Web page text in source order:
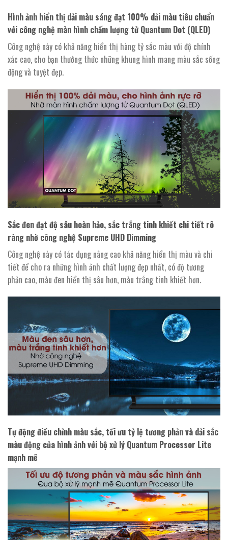
Hình ảnh hiển thị dải màu sáng đạt 100% dải màu tiêu chuẩn
với công nghệ màn hình chấm lượng tử Quantum Dot (QLED)
Công nghệ này có khả năng hiển thị hàng tỷ sắc màu với độ chính
xác cao, cho bạn thưởng thức những khung hình mang màu sắc sống
động và tuyệt đẹp.
Sắc đen đạt độ sâu hoàn hảo, sắc trắng tinh khiết chi tiết rõ
ràng nhờ công nghệ Supreme UHD Dimming
Công nghệ này có tác dụng nâng cao khả năng hiển thị màu và chi
tiết để cho ra những hình ảnh chất lượng đẹp nhất, có độ tương
phản cao, màu đen hiển thị sâu hơn, màu trắng tinh khiết hơn.
Tự động điều chỉnh màu sắc, tối ưu tỷ lệ tương phản và dải sắc
màu động của hình ảnh với bộ xử lý Quantum Processor Lite
mạnh mẽ